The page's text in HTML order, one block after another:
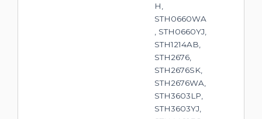
H,
STH0660WA
, STH0660YJ,
STH1214AB,
STH2676,
STH2676SK,
STH2676WA,
STH3603LP,
STH3603YJ,